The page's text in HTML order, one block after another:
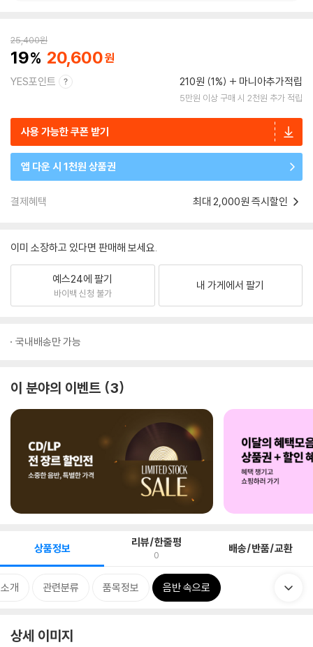
25,400원
19 20,600
YES포인트 210원 (1%) 마니아추가적립
5만원 이상 구매 시 2천원 추가 적립
사용 가능한 쿠폰 받기
앱 다운 시 1천원 상품권
결제혜택 최대 2,000원 즉시할인
이미 소장하고 있다면 판매해 보세요.
예스24에 팔기
바이백 신청 불가
내 가게에서 팔기
국내배송만 가능
이 분야의 이벤트 3
상품정보 리뷰/한줄평
0 배송/반품/교환
개 관련분류 품목정보 음반 속으로
상세 이미지